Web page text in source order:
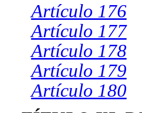
Artículo 176
Artículo 177
Artículo 178
Artículo 179
Artículo 180